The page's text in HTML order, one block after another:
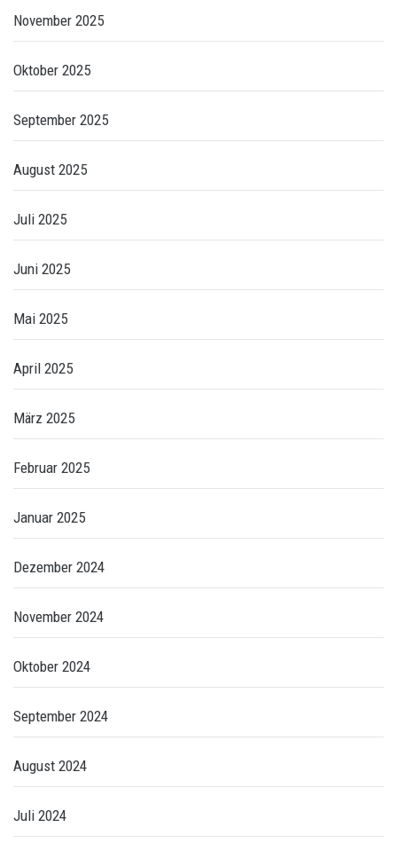
November 2025
Oktober 2025
September 2025
August 2025
Juli 2025
Juni 2025
Mai 2025
April 2025
März 2025
Februar 2025
Januar 2025
Dezember 2024
November 2024
Oktober 2024
September 2024
August 2024
Juli 2024